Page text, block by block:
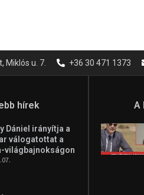
Miklós u. 7. +36 30 471 1373
hírek
Dániel irányítja a
válogatottat a
világbajnokságon
A